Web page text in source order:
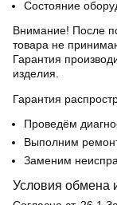
Состояние
Внимание! После
товара не
Гарантия
изделия.
Гарантия
Проведём
Выполним
Заменим
Условия обмена